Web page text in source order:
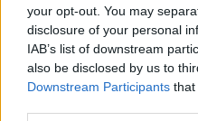
your opt-out. You may
disclosure of your personal
IAB’s list of downstream
also be disclosed by us to
Downstream Participants that
Μάθε πρώτος
ειδήσεις.